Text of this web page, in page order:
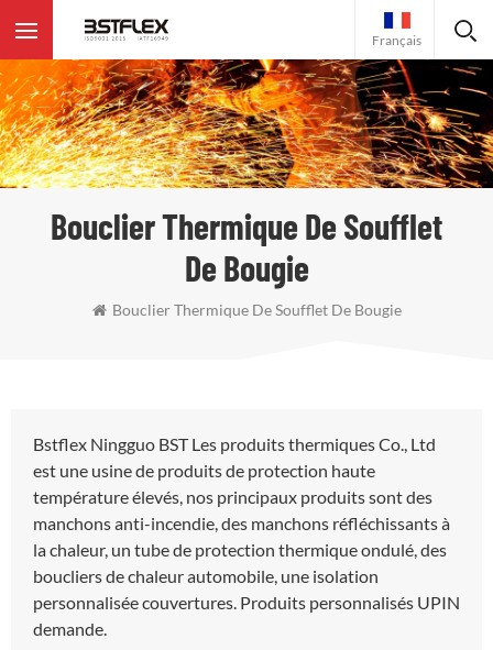
Français
Bouclier Thermique De Soufflet
De Bougie
Bouclier Thermique De Soufflet De Bougie
Bstflex Ningguo BST Les produits thermiques Co., Ltd
est une usine de produits de protection haute
température élevés, nos principaux produits sont des
manchons anti-incendie, des manchons réfléchissants à
la chaleur, un tube de protection thermique ondulé, des
boucliers de chaleur automobile, une isolation
personnalisée couvertures. Produits personnalisés UPIN
demande.